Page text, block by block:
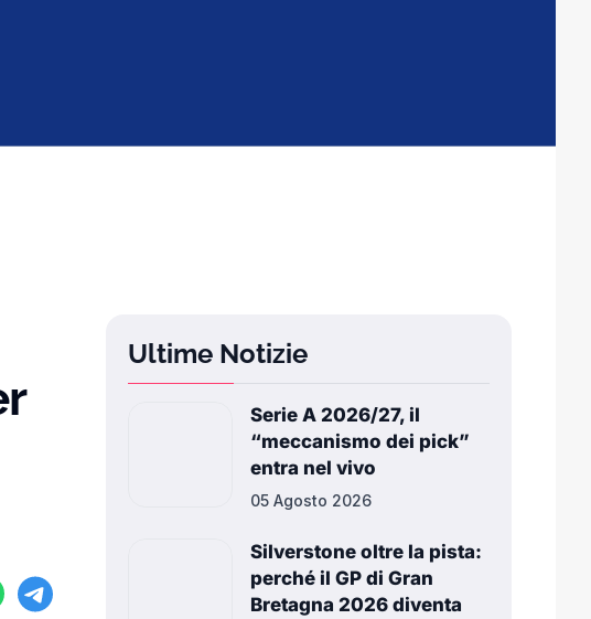
Ultime Notizie
Serie A 2026/27, il
“meccanismo dei pick”
entra nel vivo
05 Agosto 2026
Silverstone oltre la pista:
perché il GP di Gran
Bretagna 2026 diventa